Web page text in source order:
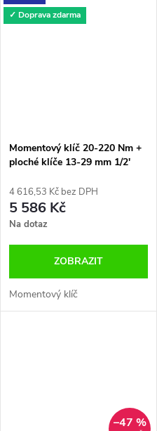
✓ Doprava zdarma
Momentový klíč 20-220 Nm +
ploché klíče 13-29 mm 1/2'
4 616,53 Kč bez DPH
5 586 Kč
Na dotaz
ZOBRAZIT
Momentový klíč
–47 %